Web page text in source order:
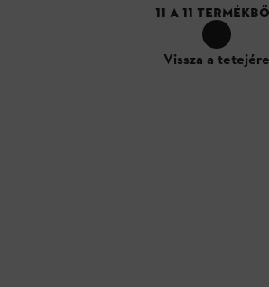
11 A 11
Vissza a tetejére